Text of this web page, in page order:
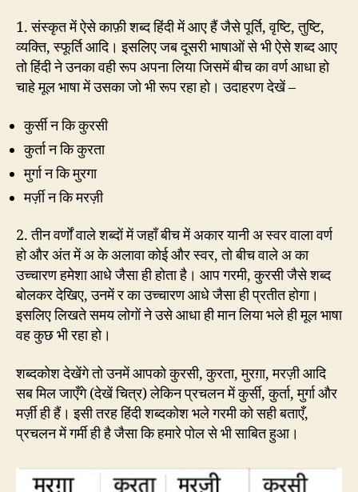
1. संस्कृत में ऐसे काफ़ी शब्द हिंदी में आए हैं जैसे पूर्ति, वृष्टि, तुष्टि,
व्यक्ति, स्फूर्ति आदि। इसलिए जब दूसरी भाषाओं से भी ऐसे शब्द आए
तो हिंदी ने उनका वही रूप अपना लिया जिसमें बीच का वर्ण आधा हो
चाहे मूल भाषा में उसका जो भी रूप रहा हो। उदाहरण देखें –
कुर्सी न कि कुरसी
कुर्ता न कि कुरता
मुर्गा न कि मुरगा
मर्ज़ी न कि मरज़ी
2. तीन वर्णों वाले शब्दों में जहाँ बीच में अकार यानी अ स्वर वाला वर्ण
हो और अंत में अ के अलावा कोई और स्वर, तो बीच वाले अ का
उच्चारण हमेशा आधे जैसा ही होता है। आप गरमी, कुरसी जैसे शब्द
बोलकर देखिए, उनमें र का उच्चारण आधे जैसा ही प्रतीत होगा।
इसलिए लिखते समय लोगों ने उसे आधा ही मान लिया भले ही मूल भाषा
वह कुछ भी रहा हो।
शब्दकोश देखेंगे तो उनमें आपको कुरसी, कुरता, मुरग़ा, मरज़ी आदि
सब मिल जाएँगे (देखें चित्र) लेकिन प्रचलन में कुर्सी, कुर्ता, मुर्गा और
मर्ज़ी ही हैं। इसी तरह हिंदी शब्दकोश भले गरमी को सही बताएँ,
प्रचलन में गर्मी ही है जैसा कि हमारे पोल से भी साबित हुआ।